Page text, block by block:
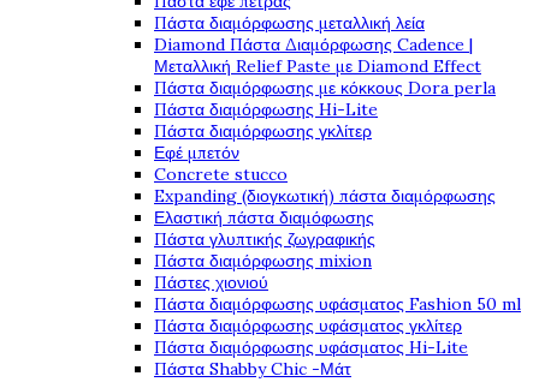
Πάστα διαμόρφωσης μεταλλική λεία
Diamond Πάστα Διαμόρφωσης Cadence |
Μεταλλική Relief Paste με Diamond Effect
Πάστα διαμόρφωσης με κόκκους Dora perla
Πάστα διαμόρφωσης Hi-Lite
Πάστα διαμόρφωσης γκλίτερ
Εφέ μπετόν
Concrete stucco
Expanding (διογκωτική) πάστα διαμόρφωσης
Ελαστική πάστα διαμόφωσης
Πάστα γλυπτικής ζωγραφικής
Πάστα διαμόρφωσης mixion
Πάστες χιονιού
Πάστα διαμόρφωσης υφάσματος Fashion 50 ml
Πάστα διαμόρφωσης υφάσματος γκλίτερ
Πάστα διαμόρφωσης υφάσματος Hi-Lite
Πάστα Shabby Chic -Μάτ